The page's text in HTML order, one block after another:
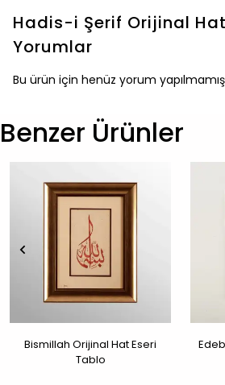
Hadis-i Şerif Orijinal
Yorumlar
Bu ürün için henüz yorum
Benzer Ürünler
Bismillah Orijinal Hat Eseri
Tablo